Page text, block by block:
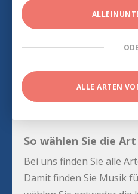
ALLE ARTEN
So wählen Sie die
Bei uns finden Sie alle
Damit finden Sie Musik